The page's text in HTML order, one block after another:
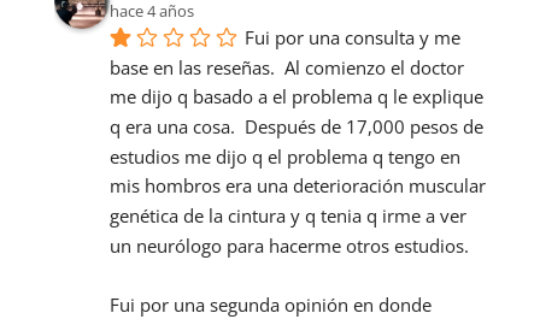
hace 4 años
Fui por una consulta y me
base en las reseñas.  Al comienzo el doctor
me dijo q basado a el problema q le explique
q era una cosa.  Después de 17,000 pesos de
estudios me dijo q el problema q tengo en
mis hombros era una deterioración muscular
genética de la cintura y q tenia q irme a ver
un neurólogo para hacerme otros estudios.
Fui por una segunda opinión en donde